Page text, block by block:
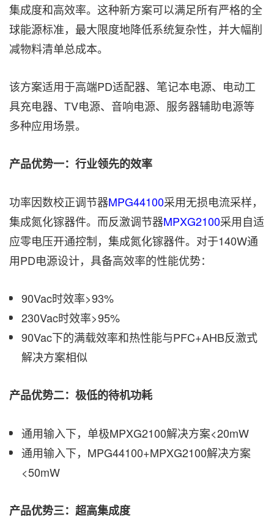
集成度和高效率。这种新方案可以满足所有严格的全
球能源标准，最大限度地降低系统复杂性，并大幅削
减物料清单总成本。
该方案适用于高端PD适配器、笔记本电源、电动工
具充电器、TV电源、音响电源、服务器辅助电源等
多种应用场景。
产品优势一：行业领先的效率
功率因数校正调节器MPG44100采用无损电流采样，
集成氮化镓器件。而反激调节器MPXG2100采用自适
应零电压开通控制，集成氮化镓器件。对于140W通
用PD电源设计，具备高效率的性能优势：
90Vac时效率>93%
230Vac时效率>95%
90Vac下的满载效率和热性能与PFC+AHB反激式
解决方案相似
产品优势二：极低的待机功耗
通用输入下，单极MPXG2100解决方案<20mW
通用输入下，MPG44100+MPXG2100解决方案
<50mW
产品优势三：超高集成度